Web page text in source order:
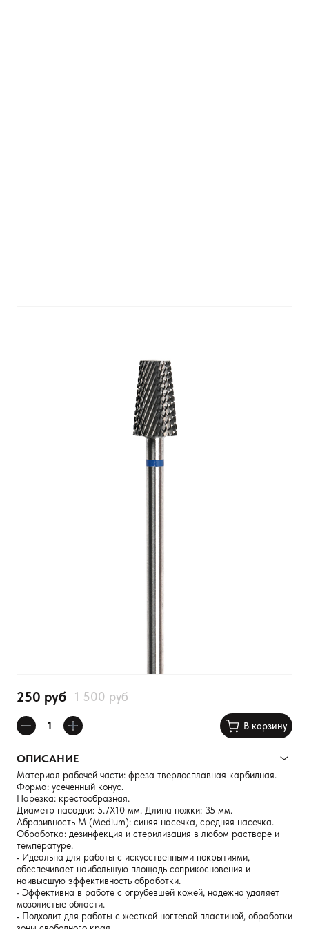
250 руб 1 500 руб
В корзину
ОПИСАНИЕ
Материал рабочей части: фреза твердосплавная карбидная.
Форма: усеченный конус.
Нарезка: крестообразная.
Диаметр насадки: 5.7Х10 мм. Длина ножки: 35 мм.
Абразивность M (Medium): синяя насечка, средняя насечка.
Обработка: дезинфекция и стерилизация в любом растворе и
температуре.
• Идеальна для работы с искусственными покрытиями,
обеспечивает наибольшую площадь соприкосновения и
наивысшую эффективность обработки.
• Эффективна в работе с огрубевшей кожей, надежно удаляет
мозолистые области.
• Подходит для работы с жесткой ногтевой пластиной, обработки